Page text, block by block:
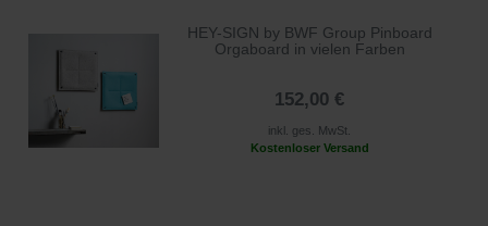
HEY-SIGN by BWF Group Pinboard
Orgaboard in vielen Farben
152,00 €
inkl. ges. MwSt.
Kostenloser Versand